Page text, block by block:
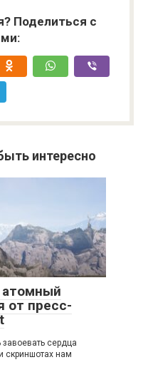
Поделиться с
интересно
от пресс-
сердца
скриншотах нам